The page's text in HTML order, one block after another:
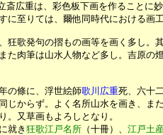
は、彩色板下画を作ることに妙
りては、爾他同時代における画工
発句の摺もの画等を画く多し。其
筆は山水人物など多し。吉原の燈
條に、浮世絵師歌川広重死、六十
ず。よく名所山水を画き、また
草画もよろしとなり。
き 狂歌江戸名所 （十冊）、 江戸土